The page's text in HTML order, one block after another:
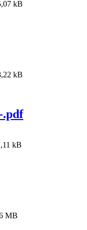
kB
kB
.pdf
kB
MB